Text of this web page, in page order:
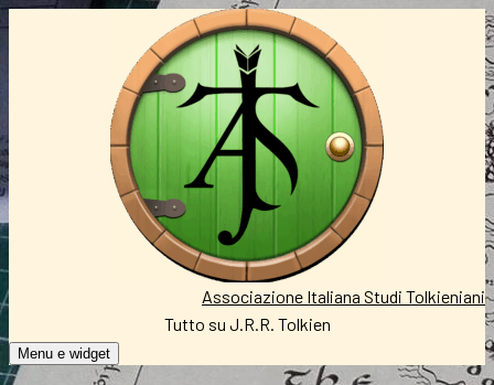
Vai
Associazione Italiana Studi Tolkieniani
Tutto su J.R.R. Tolkien
Menu e widget